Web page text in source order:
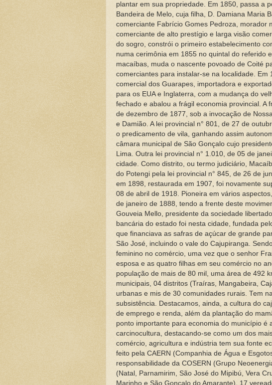
plantar em sua propriedade. Em 1850, passa a
Bandeira de Melo, cuja filha, D. Damiana Maria
comerciante Fabrício Gomes Pedroza, morador
comerciante de alto prestígio e larga visão
do sogro, constrói o primeiro estabelecimento
numa cerimônia em 1855 no quintal do referido
macaíbas, muda o nascente povoado de Coité
comerciantes para instalar-se na localidade.
comercial dos Guarapes, importadora e
para os EUA e Inglaterra, com a mudança do
fechado e abalou a frágil economia provincial. A
de dezembro de 1877, sob a invocação de
e Damião. A lei provincial n° 801, de 27 de
o predicamento de vila, ganhando assim
câmara municipal de São Gonçalo cujo
Lima. Outra lei provincial n° 1.010, de 05 de
cidade. Como distrito, ou termo judiciário,
do Potengi pela lei provincial n° 845, de 26 de
em 1898, restaurada em 1907, foi novamente
08 de abril de 1918. Pioneira em vários
de janeiro de 1888, tendo a frente deste
Gouveia Mello, presidente da sociedade
bancária do estado foi nesta cidade, fundada
que financiava as safras de açúcar de grande
São José, incluindo o vale do Cajupiranga.
feminino no comércio, uma vez que o senhor
esposa e as quatro filhas em seu comércio no
população de mais de 80 mil, uma área de 492
municipais, 04 distritos (Traíras, Mangabeira,
urbanas e mis de 30 comunidades rurais. Tem
subsistência. Destacamos, ainda, a cultura do
de emprego e renda, além da plantação do
ponto importante para economia do município é
carcinocultura, destacando-se como um dos
comércio, agricultura e indústria tem sua fonte
feito pela CAERN (Companhia de Água e
responsabilidade da COSERN (Grupo
(Natal, Parnamirim, São José do Mipibú, Vera
Marinho e São Gonçalo do Amarante), 17